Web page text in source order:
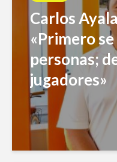
Carlos
«Primero
personas;
jugadores»